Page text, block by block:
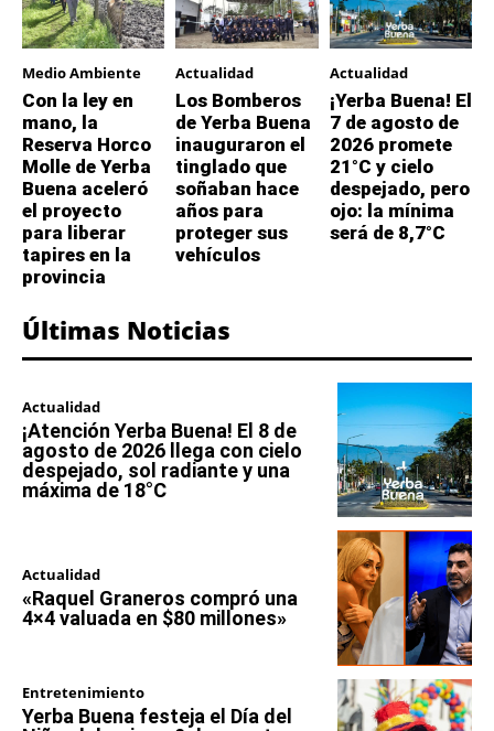
Medio Ambiente
Con la ley en
mano, la
Reserva Horco
Molle de Yerba
Buena aceleró
el proyecto
para liberar
tapires en la
provincia
Actualidad
Los Bomberos
de Yerba Buena
inauguraron el
tinglado que
soñaban hace
años para
proteger sus
vehículos
Actualidad
¡Yerba Buena! El
7 de agosto de
2026 promete
21°C y cielo
despejado, pero
ojo: la mínima
será de 8,7°C
Últimas Noticias
Actualidad
¡Atención Yerba Buena! El 8 de
agosto de 2026 llega con cielo
despejado, sol radiante y una
máxima de 18°C
Actualidad
«Raquel Graneros compró una
4×4 valuada en $80 millones»
Entretenimiento
Yerba Buena festeja el Día del